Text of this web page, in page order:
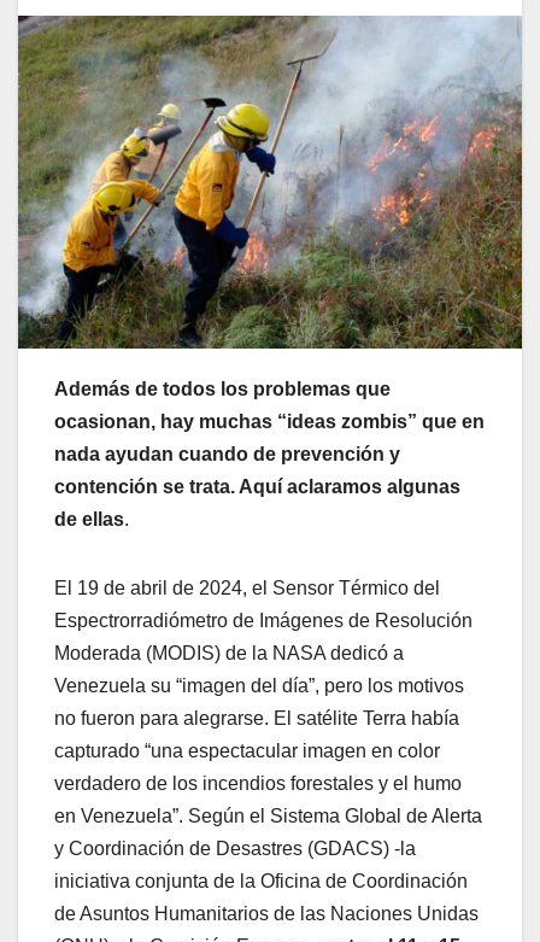
Además de todos los problemas que
ocasionan, hay muchas “ideas zombis” que en
nada ayudan cuando de prevención y
contención se trata. Aquí aclaramos algunas
de ellas.
El 19 de abril de 2024, el Sensor Térmico del
Espectrorradiómetro de Imágenes de Resolución
Moderada (MODIS) de la NASA dedicó a
Venezuela su “imagen del día”, pero los motivos
no fueron para alegrarse. El satélite Terra había
capturado “una espectacular imagen en color
verdadero de los incendios forestales y el humo
en Venezuela”. Según el Sistema Global de Alerta
y Coordinación de Desastres (GDACS) -la
iniciativa conjunta de la Oficina de Coordinación
de Asuntos Humanitarios de las Naciones Unidas